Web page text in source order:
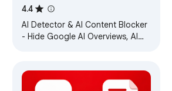
Overviews & AI Mode | AI
Content Blocker
4.4
AI Detector & AI Content Blocker
- Hide Google AI Overviews, AI